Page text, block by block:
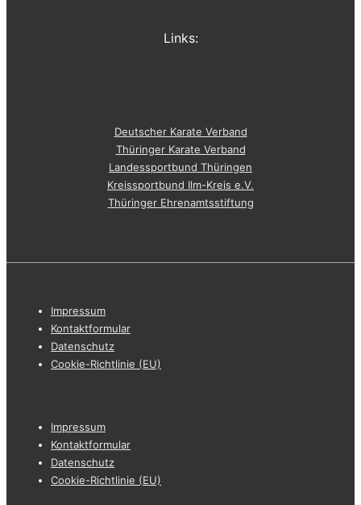
Links:
Deutscher Karate Verband
Thüringer Karate Verband
Landessportbund Thüringen
Kreissportbund Ilm-Kreis e.V.
Thüringer Ehrenamtsstiftung
Footer-
Menü
Impressum
Kontaktformular
Datenschutz
Cookie-Richtlinie (EU)
Footer-
Menü
Impressum
Kontaktformular
Datenschutz
Cookie-Richtlinie (EU)